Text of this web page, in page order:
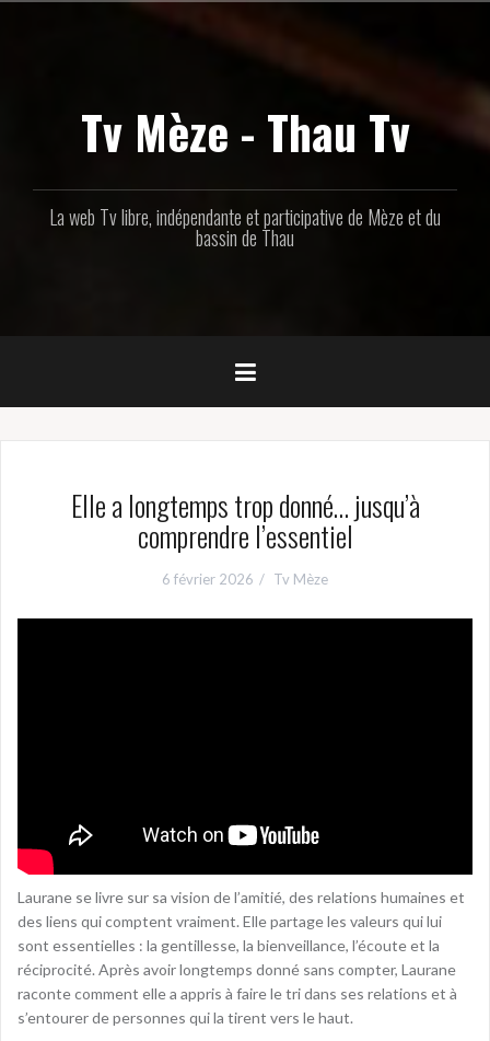
Tv Mèze - Thau Tv
La web Tv libre, indépendante et participative de Mèze et du
bassin de Thau
Elle a longtemps trop donné… jusqu’à
comprendre l’essentiel
6 février 2026 Tv Mèze
Laurane se livre sur sa vision de l’amitié, des relations humaines et
des liens qui comptent vraiment. Elle partage les valeurs qui lui
sont essentielles : la gentillesse, la bienveillance, l’écoute et la
réciprocité. Après avoir longtemps donné sans compter, Laurane
raconte comment elle a appris à faire le tri dans ses relations et à
s’entourer de personnes qui la tirent vers le haut.